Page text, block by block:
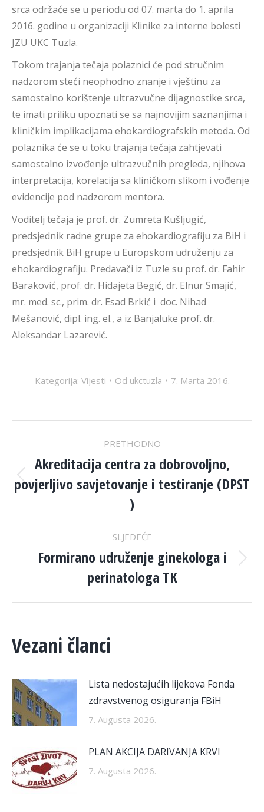
srca održaće se u periodu od 07. marta do 1. aprila
2016. godine u organizaciji Klinike za interne bolesti
JZU UKC Tuzla.
Tokom trajanja tečaja polaznici će pod stručnim
nadzorom steći neophodno znanje i vještinu za
samostalno korištenje ultrazvučne dijagnostike srca,
te imati priliku upoznati se sa najnovijim saznanjima i
kliničkim implikacijama ehokardiografskih metoda. Od
polaznika će se u toku trajanja tečaja zahtjevati
samostalno izvođenje ultrazvučnih pregleda, njihova
interpretacija, korelacija sa kliničkom slikom i vođenje
evidencije pod nadzorom mentora.
Voditelj tečaja je prof. dr. Zumreta Kušljugić,
predsjednik radne grupe za ehokardiografiju za BiH i
predsjednik BiH grupe u Europskom udruženju za
ehokardiografiju. Predavači iz Tuzle su prof. dr. Fahir
Baraković, prof. dr. Hidajeta Begić, dr. Elnur Smajić,
mr. med. sc., prim. dr. Esad Brkić i doc. Nihad
Mešanović, dipl. ing. el., a iz Banjaluke prof. dr.
Aleksandar Lazarević.
Kategorija: Vijesti Od ukctuzla 7. Marta 2016.
NAVIGATION
PRETHODNO
Previous
post:
Akreditacija centra za dobrovoljno,
povjerljivo savjetovanje i testiranje (DPST
)
SLJEDEĆE
Next
post:
Formirano udruženje ginekologa i
perinatologa TK
Vezani članci
Lista nedostajućih lijekova Fonda
zdravstvenog osiguranja FBiH
7. Augusta 2026.
PLAN AKCIJA DARIVANJA KRVI
7. Augusta 2026.